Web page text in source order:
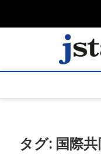
タグ: 国際